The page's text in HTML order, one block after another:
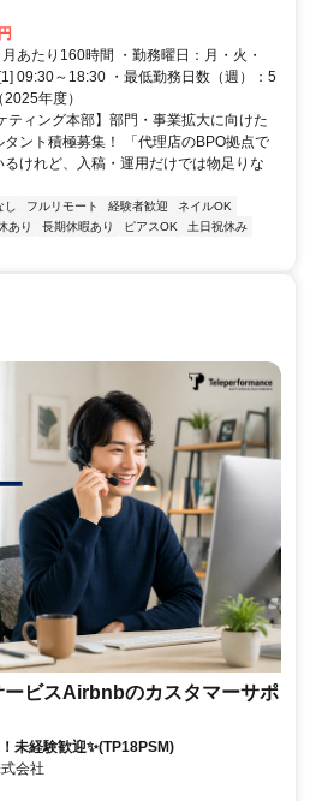
あたり160時間 ・勤務曜日：月・火・
09:30～18:30 ・最低勤務日数（週）：5
年度）
ティング本部】部門・事業拡大に向けた
ント積極募集！ 「代理店のBPO拠点で
けれど、入稿・運用だけでは物足りな
フルリモート 経験者歓迎
ネイルOK
あり 長期休暇あり ピアスOK
土日祝休み
ビスAirbnbのカスタマーサポ
未経験歓迎✨(TP18PSM)
会社